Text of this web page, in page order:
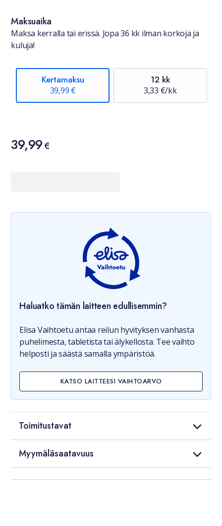
Maksuaika
Maksa kerralla tai erissä. Jopa 36 kk ilman korkoja ja
kuluja!
Kertamaksu
39,99 €
12 kk
3,33 €/kk
Hinta
39,99 €
39,99€
Haluatko tämän laitteen edullisemmin?
Elisa Vaihtoetu antaa reilun hyvityksen vanhasta
puhelimesta, tabletista tai älykellosta. Tee vaihto
helposti ja säästä samalla ympäristöä.
KATSO LAITTEESI VAIHTOARVO
Toimitustavat
Myymäläsaatavuus